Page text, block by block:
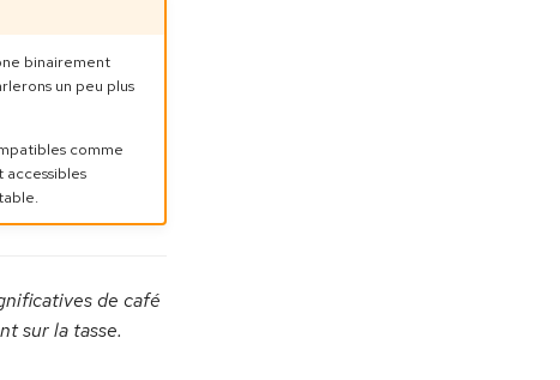
binairement
un peu plus
comme
accessibles
de café
sur la tasse.